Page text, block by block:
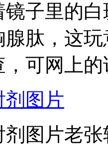
镜子里的
腺肽，这
，可网上
剂图片
剂图片老